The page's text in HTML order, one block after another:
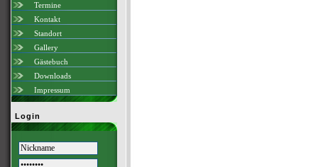
Termine
Kontakt
Standort
Gallery
Gästebuch
Downloads
Impressum
Login